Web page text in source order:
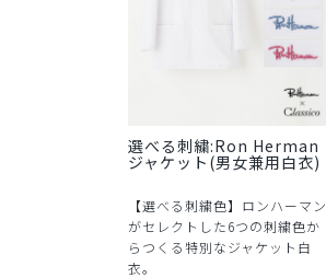
選べる刺繍:Ron Herman
ジャケット(男女兼用白衣)
【選べる刺繍色】ロンハーマン
がセレクトした6つの刺繍色か
らつくる特別なジャケット白
衣。